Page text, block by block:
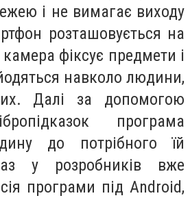
і не вимагає виходу
розташовується на
камера фіксує предмети і
навколо людини,
Далі за допомогою
ідказок програма
до потрібногоїй
у розробників вже
програми під Android,